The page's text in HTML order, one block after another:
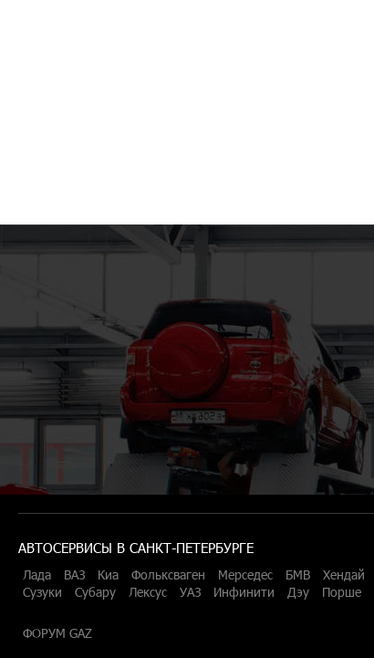
АВТОСЕРВИСЫ В САНКТ-ПЕТЕРБУРГЕ
Лада ВАЗ Киа Фольксваген Мерседес БМВ Хендай
Сузуки
Субару Лексус УАЗ Инфинити Дэу Порше
ФОРУМ GAZ